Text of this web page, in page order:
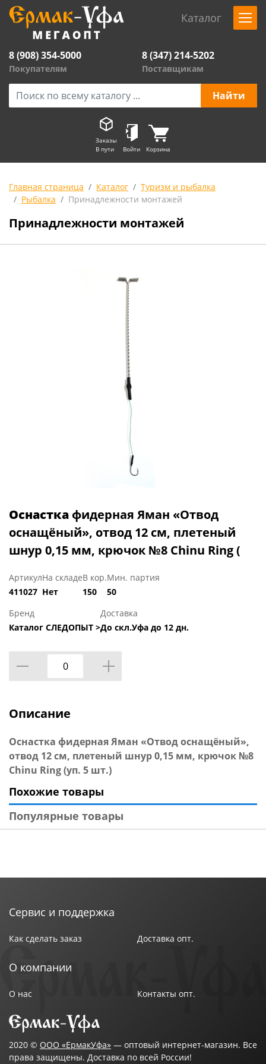
Каталог
8 (908) 354-5000
Покупателям
8 (347) 214-5202
Поставщикам
Заказы
В пути
Войти Корзина
Главная страница Каталог
Туризм и рыбалка
Рыбалка
Принадлежности монтажей
Принадлежности монтажей
Оснастка фидерная Яман «Отвод
оснащёный», отвод 12 см, плетеный
шнур 0,15 мм, крючок №8 Chinu Ring (
Артикул
411027
На складе
Нет
В кор.
150
Мин. партия
50
Бренд
Каталог СЛЕДОПЫТ >
Доставка
До скл.Уфа до 12 дн.
Описание
Оснастка фидерная Яман «Отвод оснащёный»,
отвод 12 см, плетеный шнур 0,15 мм, крючок №8
Chinu Ring (уп. 5 шт.)
Похожие товары
Популярные товары
Сервис и поддержка
Как сделать заказ Доставка опт.
О компании
О нас Контакты опт.
2020 © ООО «ЕрмакУфа» — оптовый интернет-магазин. Все
права защищены. Доставка по всей России!